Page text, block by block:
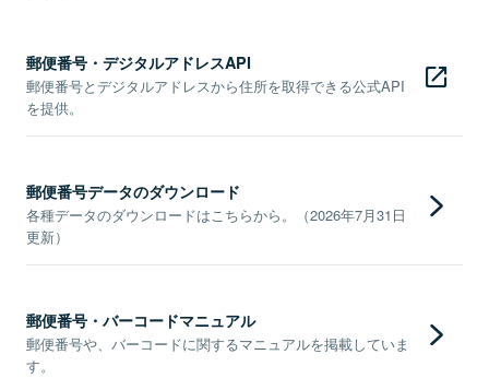
郵便番号・デジタルアドレスAPI
郵便番号とデジタルアドレスから住所を取得できる公式API
を提供。
郵便番号データのダウンロード
各種データのダウンロードはこちらから。（2026年7月31日
更新）
郵便番号・バーコードマニュアル
郵便番号や、バーコードに関するマニュアルを掲載していま
す。